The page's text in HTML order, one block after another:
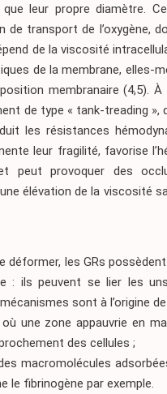
leur propre diamètre.
de transport de l’oxygène,
de la viscosité
de la membrane, elles-
membranaire (4,5). À
de type « tank-treading »,
les résistances
leur fragilité, favorise
peut provoquer des
élévation de la viscosité
déformer, les GRs
: ils peuvent se lier les
sont à l’origine
une zone appauvrie en
des cellules ;
macromolécules
le fibrinogène par exemple.